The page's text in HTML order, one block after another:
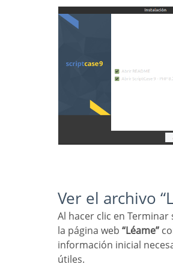
Ver el archivo
Al hacer clic en Terminar será redirigido a
la página web “Léame”
información inicial
útiles.